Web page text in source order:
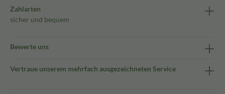
Zahlarten
sicher und bequem
Bewerte uns
Vertraue unserem mehrfach ausgezeichneten Service